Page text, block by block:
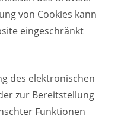
von Cookies kann
eingeschränkt
des elektronischen
zur Bereitstellung
Funktionen